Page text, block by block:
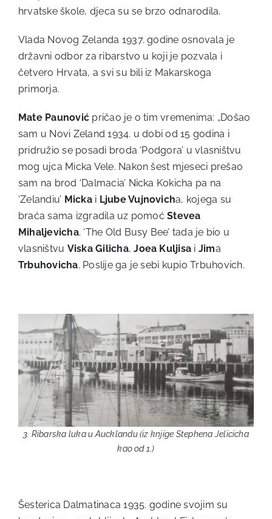
hrvatske škole, djeca su se brzo odnarodila.
Vlada Novog Zelanda 1937. godine osnovala je
državni odbor za ribarstvo u koji je pozvala i
četvero Hrvata, a svi su bili iz Makarskoga
primorja.
Mate Paunović pričao je o tim vremenima: „Došao
sam u Novi Zeland 1934. u dobi od 15 godina i
pridružio se posadi broda ‘Podgora’ u vlasništvu
mog ujca Micka Vele. Nakon šest mjeseci prešao
sam na brod ‘Dalmacia’ Nicka Kokicha pa na
‘Zelandiu’ Micka i Ljube Vujnovicha, kojega su
braća sama izgradila uz pomoćStevea
Mihaljevicha. ‘The Old Busy Bee’ tada je bio u
vlasništvu Viska Gilicha,Joea Kuljisa i Jima
Trbuhovicha. Poslije ga je sebi kupio Trbuhovich.
3. Ribarska luka u Aucklandu (iz knjige Stephena Jelicicha
kao od 1.)
Šesterica Dalmatinaca 1935. godine svojim su